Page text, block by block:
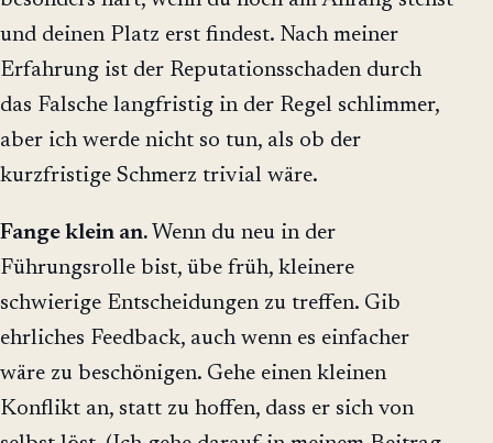
und deinen Platz erst findest. Nach meiner
Erfahrung ist der Reputationsschaden durch
das Falsche langfristig in der Regel schlimmer,
aber ich werde nicht so tun, als ob der
kurzfristige Schmerz trivial wäre.
Fange klein an. Wenn du neu in der
Führungsrolle bist, übe früh, kleinere
schwierige Entscheidungen zu treffen. Gib
ehrliches Feedback, auch wenn es einfacher
wäre zu beschönigen. Gehe einen kleinen
Konflikt an, statt zu hoffen, dass er sich von